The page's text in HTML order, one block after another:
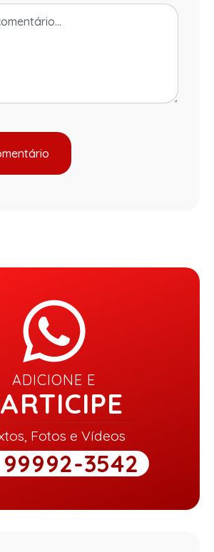
ADICIONE E
Fotos e Vídeos
3542